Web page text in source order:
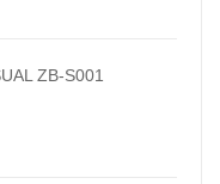
ZB-S001